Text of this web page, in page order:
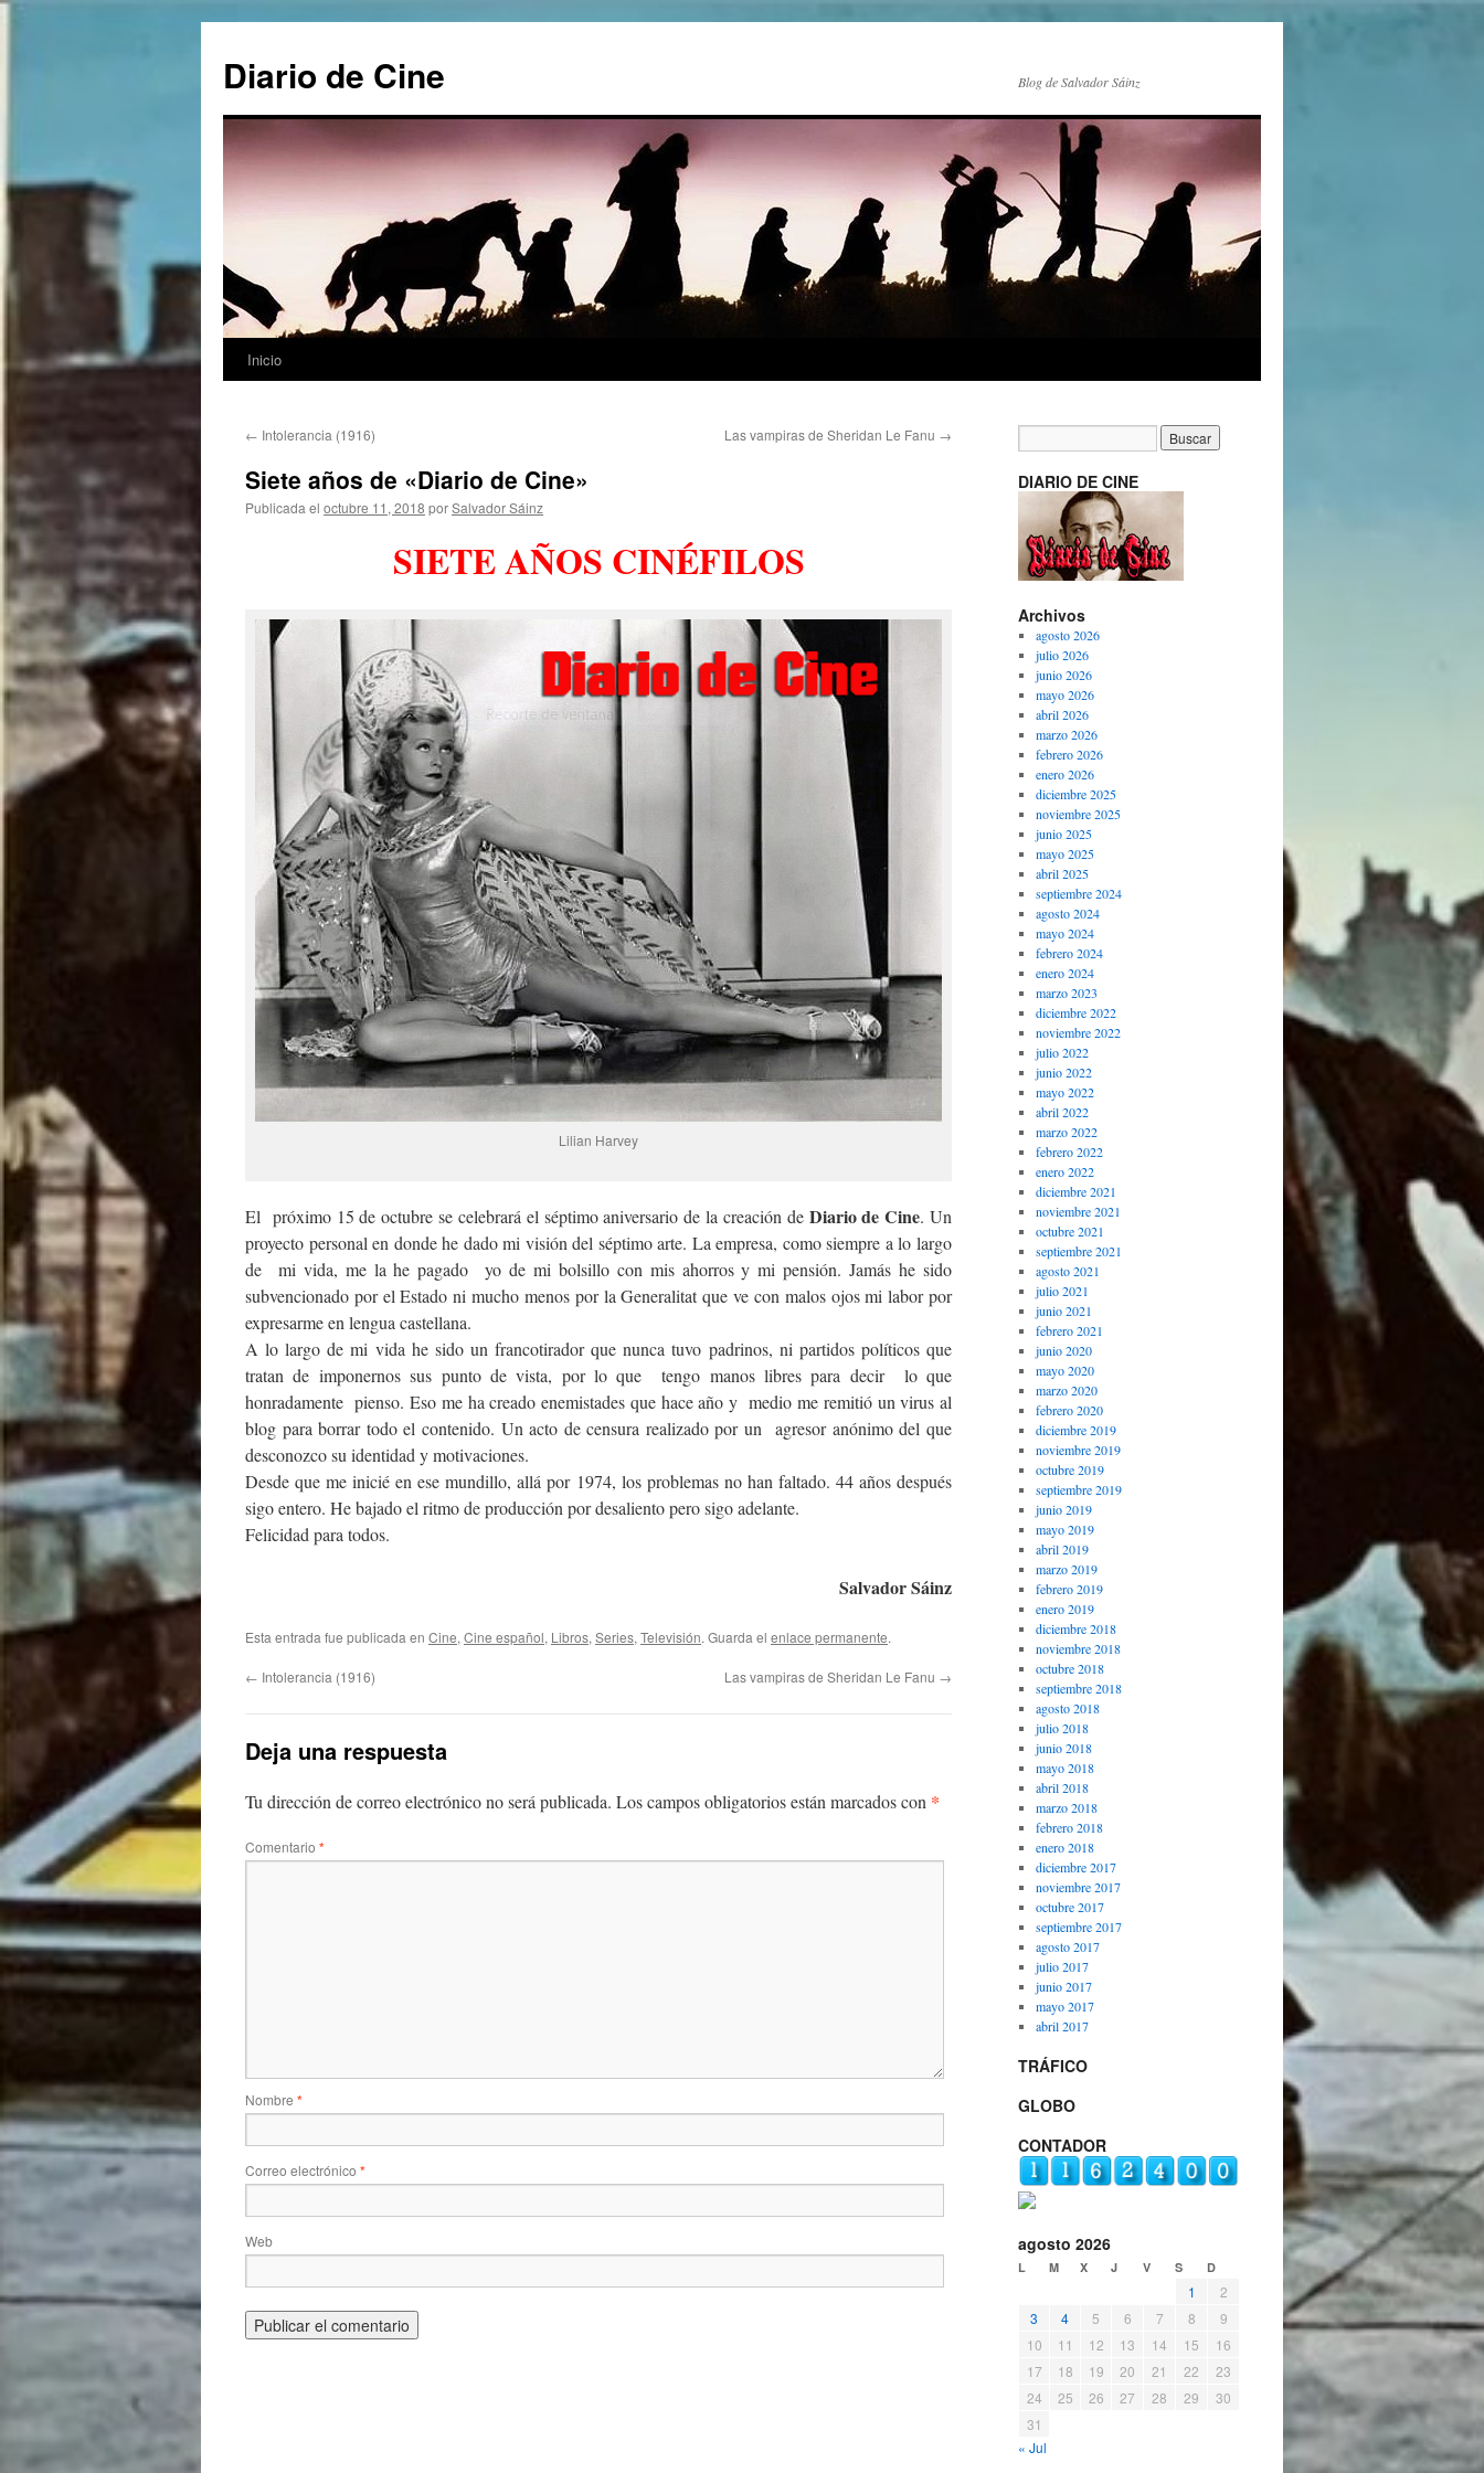
contenido
Diario de Cine Blog de Salvador Sáinz
Inicio
← Intolerancia (1916) Las vampiras de Sheridan Le Fanu →
Siete años de «Diario de Cine»
Publicada el octubre 11, 2018 porSalvador Sáinz
SIETE AÑOS CINÉFILOS
Lilian Harvey
El próximo 15 de octubre se celebrará el séptimo aniversario de la creación de Diario de Cine. Un
proyecto personal en donde he dado mi visión del séptimo arte. La empresa, como siempre a lo largo
de mi vida, me la he pagado yo de mi bolsillo con mis ahorros y mi pensión. Jamás he sido
subvencionado por el Estado ni mucho menos por la Generalitat que ve con malos ojos mi labor por
expresarme en lengua castellana.
A lo largo de mi vida he sido un francotirador que nunca tuvo padrinos, ni partidos políticos que
tratan de imponernos sus punto de vista, por lo que tengo manos libres para decir lo que
honradamente pienso. Eso me ha creado enemistades que hace año y medio me remitió un virus al
blog para borrar todo el contenido. Un acto de censura realizado por un agresor anónimo del que
desconozco su identidad y motivaciones.
Desde que me inicié en ese mundillo, allá por 1974, los problemas no han faltado. 44 años después
sigo entero. He bajado el ritmo de producción por desaliento pero sigo adelante.
Felicidad para todos.
Salvador Sáinz
Esta entrada fue publicada en Cine, Cine español, Libros, Series, Televisión. Guarda el enlace permanente.
← Intolerancia (1916) Las vampiras de Sheridan Le Fanu →
Deja una respuesta
Tu dirección de correo electrónico no será publicada. Los campos obligatorios están marcados con *
Comentario *
Nombre *
Correo electrónico *
Web
DIARIO DE CINE
Archivos
agosto 2026
julio 2026
junio 2026
mayo 2026
abril 2026
marzo 2026
febrero 2026
enero 2026
diciembre 2025
noviembre 2025
junio 2025
mayo 2025
abril 2025
septiembre 2024
agosto 2024
mayo 2024
febrero 2024
enero 2024
marzo 2023
diciembre 2022
noviembre 2022
julio 2022
junio 2022
mayo 2022
abril 2022
marzo 2022
febrero 2022
enero 2022
diciembre 2021
noviembre 2021
octubre 2021
septiembre 2021
agosto 2021
julio 2021
junio 2021
febrero 2021
junio 2020
mayo 2020
marzo 2020
febrero 2020
diciembre 2019
noviembre 2019
octubre 2019
septiembre 2019
junio 2019
mayo 2019
abril 2019
marzo 2019
febrero 2019
enero 2019
diciembre 2018
noviembre 2018
octubre 2018
septiembre 2018
agosto 2018
julio 2018
junio 2018
mayo 2018
abril 2018
marzo 2018
febrero 2018
enero 2018
diciembre 2017
noviembre 2017
octubre 2017
septiembre 2017
agosto 2017
julio 2017
junio 2017
mayo 2017
abril 2017
TRÁFICO
GLOBO
CONTADOR
agosto 2026
L M X J V S D
1
2
3
4 5 6 7 8
9
10
11 12 13 14 15
16
17
18 19 20 21 22
23
24
25 26 27 28 29
30
31
« Jul